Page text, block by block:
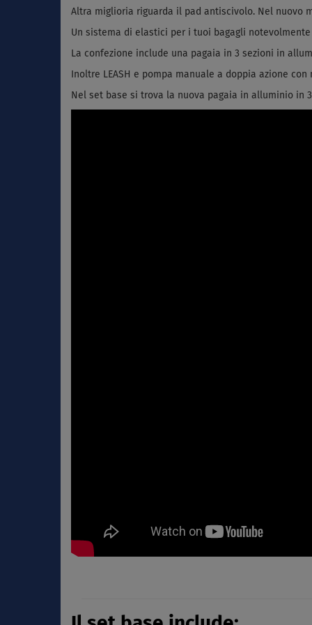
Altra miglioria riguarda il pad antiscivolo. Nel nuovo
Un sistema di elastici per i tuoi bagagli
La confezione include una pagaia in 3 sezioni in
Inoltre LEASH e pompa manuale a doppia azione
Nel set base si trova la nuova pagaia in alluminio in